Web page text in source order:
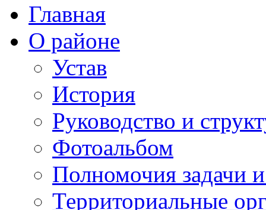
Главная
О районе
Устав
История
Руководство и
Фотоальбом
Полномочия задачи
Территориальные